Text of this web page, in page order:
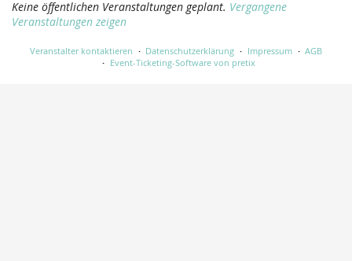
Keine öffentlichen Veranstaltungen geplant. Vergangene
Veranstaltungen zeigen
Veranstalter kontaktieren Datenschutzerklärung Impressum
AGB
Event-Ticketing-Software von pretix